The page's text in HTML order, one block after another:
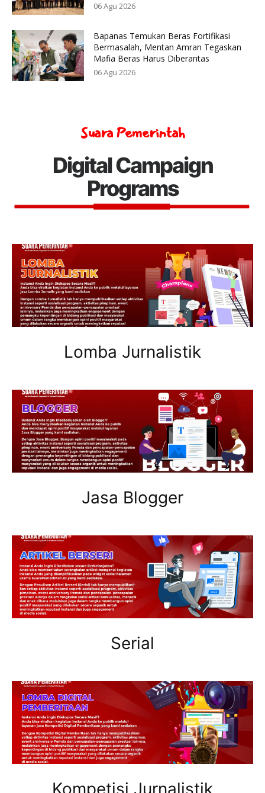
06 Agu 2026
Bapanas Temukan Beras Fortifikasi
Bermasalah, Mentan Amran Tegaskan
Mafia Beras Harus Diberantas
06 Agu 2026
Suara Pemerintah
Digital Campaign
Programs
Lomba Jurnalistik
Jasa Blogger
Serial
Kompetisi Jurnalistik